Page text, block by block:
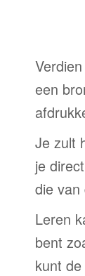
een
Je zult
je
die van
Leren
bent
kunt